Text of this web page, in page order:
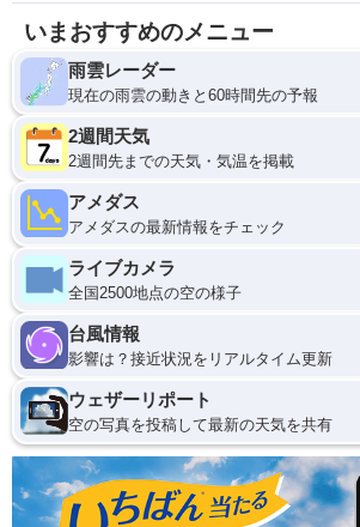
いまおすすめのメニュー
雨雲レーダー
現在の雨雲の動きと60時間先の予報
2週間天気
2週間先までの天気・気温を掲載
アメダス
アメダスの最新情報をチェック
ライブカメラ
全国2500地点の空の様子
台風情報
影響は？接近状況をリアルタイム更新
ウェザーリポート
空の写真を投稿して最新の天気を共有